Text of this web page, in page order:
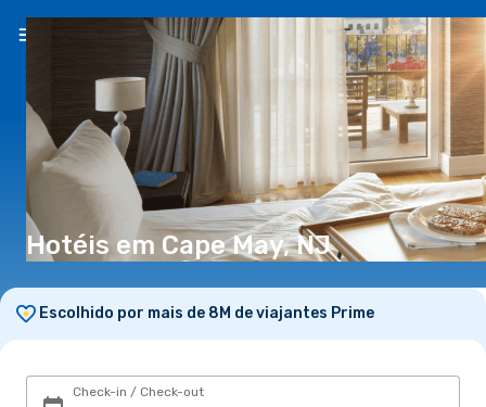
PT(€)
Hotéis em Cape May, NJ
Escolhido por mais de 8M de viajantes Prime
Check-in / Check-out